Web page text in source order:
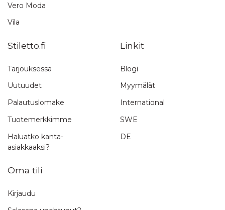
Vero Moda
Vila
Stiletto.fi
Tarjouksessa
Uutuudet
Palautuslomake
Tuotemerkkimme
Haluatko kanta-
asiakkaaksi?
Linkit
Blogi
Myymälät
International
SWE
DE
Oma tili
Kirjaudu